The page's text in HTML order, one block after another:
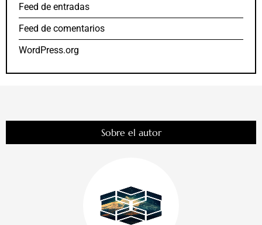
Feed de entradas
Feed de comentarios
WordPress.org
Sobre el autor